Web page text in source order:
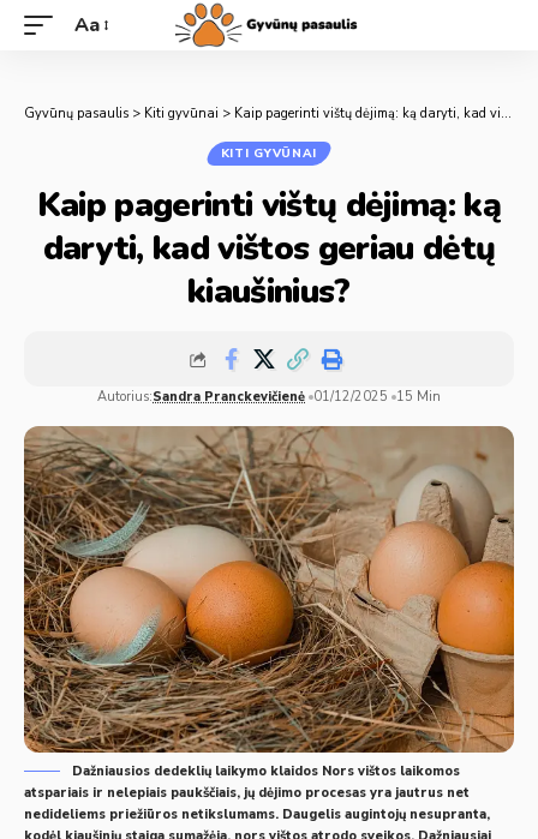
Aa
Gyvūnų pasaulis > Kiti gyvūnai > Kaip pagerinti vištų dėjimą: ką daryti, kad vištos geriau dėtų kiaušinius?
KITI GYVŪNAI
Kaip pagerinti vištų dėjimą: ką
daryti, kad vištos geriau dėtų
kiaušinius?
Autorius:Sandra Pranckevičienė 01/12/2025 15 Min
Dažniausios dedeklių laikymo klaidos Nors vištos laikomos
atspariais ir nelepiais paukščiais, jų dėjimo procesas yra jautrus net
nedideliems priežiūros netikslumams. Daugelis augintojų nesupranta,